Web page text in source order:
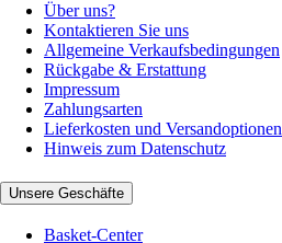
Über uns?
Kontaktieren Sie uns
Allgemeine Verkaufsbedingungen
Rückgabe & Erstattung
Impressum
Zahlungsarten
Lieferkosten und Versandoptionen
Hinweis zum Datenschutz
Unsere Geschäfte
Basket-Center